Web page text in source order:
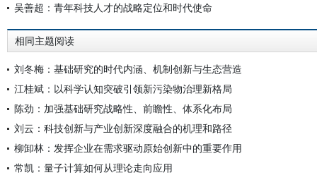
吴善超：青年科技人才的战略定位和时代使命
相同主题阅读
刘冬梅：基础研究的时代内涵、机制创新与生态营造
江桂斌：以科学认知突破引领新污染物治理新格局
陈劲：加强基础研究战略性、前瞻性、体系化布局
刘云：科技创新与产业创新深度融合的机理和路径
柳卸林：发挥企业在需求驱动原始创新中的重要作用
常凯：量子计算如何从理论走向应用